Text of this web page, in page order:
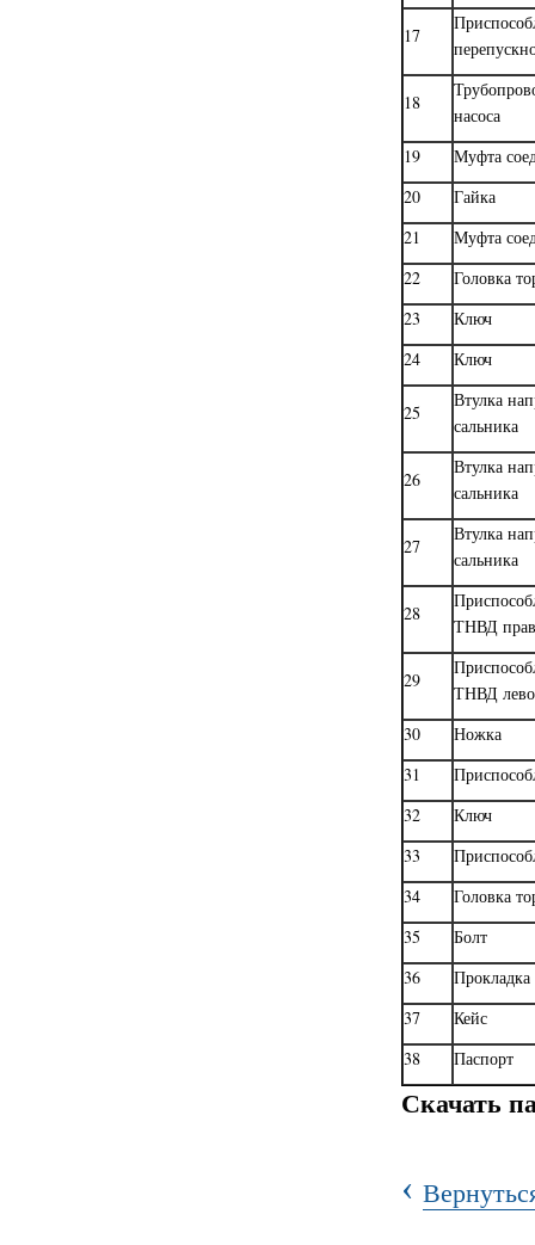
17
18
насоса
19
Муфта
20
Гайка
21
Муфта
22
Головка
23
Ключ
24
Ключ
25
Втулка
сальника
26
Втулка
сальника
27
Втулка
сальника
28
ТНВД
29
ТНВД
30
Ножка
31
32
Ключ
33
34
Головка
35
Болт
36
Прокладка
37
Кейс
38
Паспорт
Скачать
‹